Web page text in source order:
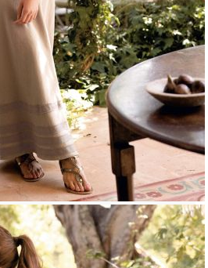
, 27 Οκτώβριος 2014
често, преди да вземете
проверявате какви са
продукт или услуга в
го правя почти винаги.
22 Οκτώβριος 2014
от настоящи клиенти дават
на потенциалните такива.